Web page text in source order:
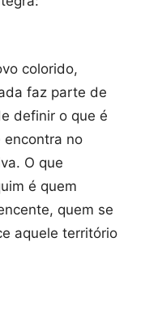
colorido,
faz parte de
definir o que é
encontra no
O que
é quem
quem se
aquele território